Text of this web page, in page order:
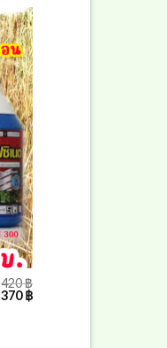
420฿
Original
price
370฿Current